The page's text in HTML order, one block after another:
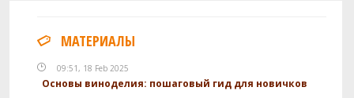
МАТЕРИАЛЫ
09:51, 18 Feb 2025
Основы виноделия: пошаговый гид для новичков